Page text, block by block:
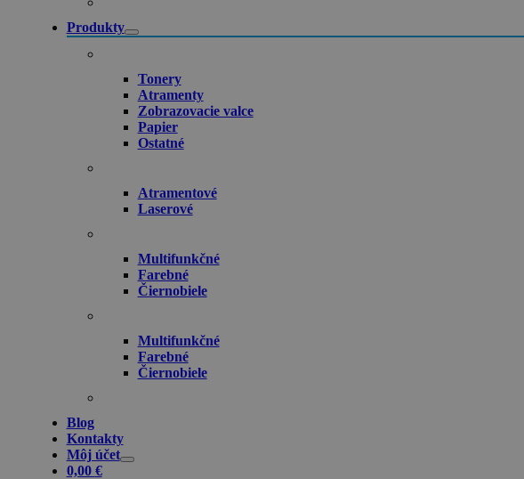
Produkty
Tonery
Atramenty
Zobrazovacie valce
Papier
Ostatné
Atramentové
Laserové
Multifunkčné
Farebné
Čiernobiele
Multifunkčné
Farebné
Čiernobiele
Blog
Kontakty
Môj účet
0,00 €